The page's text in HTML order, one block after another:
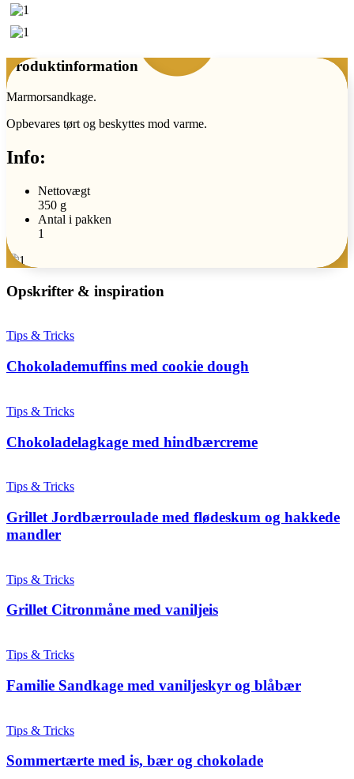
Produktinformation
Marmorsandkage.
Opbevares tørt og beskyttes mod varme.
Info:
Nettovægt
350 g
Antal i pakken
1
Opskrifter & inspiration
Tips & Tricks
Chokolademuffins med cookie dough
Tips & Tricks
Chokoladelagkage med hindbærcreme
Tips & Tricks
Grillet Jordbærroulade med flødeskum og hakkede
mandler
Tips & Tricks
Grillet Citronmåne med vaniljeis
Tips & Tricks
Familie Sandkage med vaniljeskyr og blåbær
Tips & Tricks
Sommertærte med is, bær og chokolade